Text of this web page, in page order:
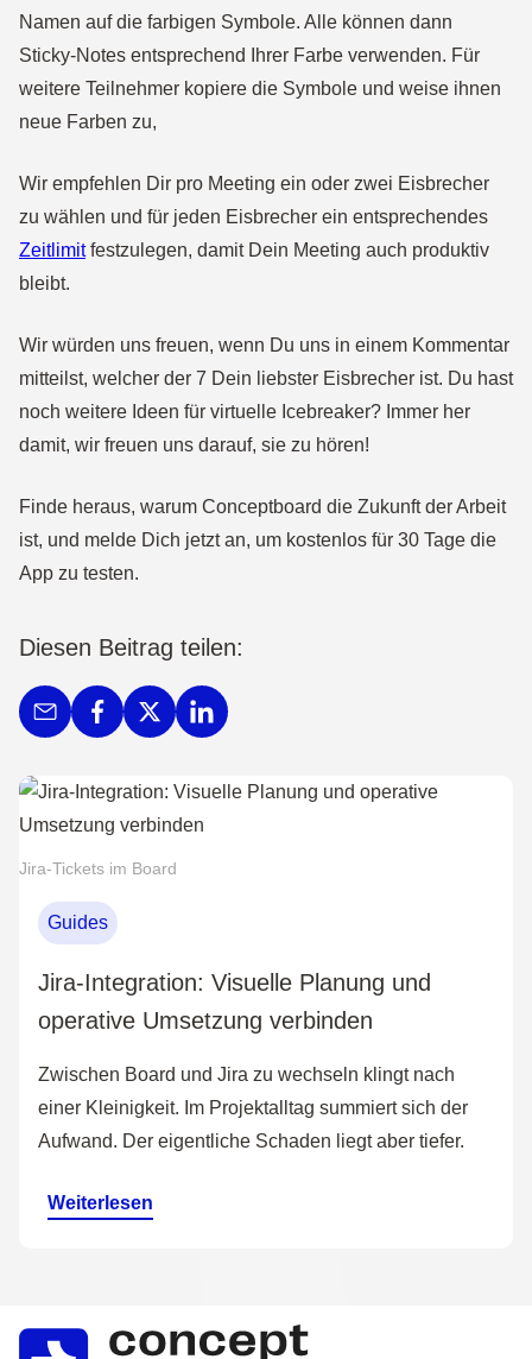
Namen auf die farbigen Symbole. Alle können dann
Sticky-Notes entsprechend Ihrer Farbe verwenden. Für
weitere Teilnehmer kopiere die Symbole und weise ihnen
neue Farben zu,
Wir empfehlen Dir pro Meeting ein oder zwei Eisbrecher
zu wählen und für jeden Eisbrecher ein entsprechendes
Zeitlimitfestzulegen, damit Dein Meeting auch produktiv
bleibt.
Wir würden uns freuen, wenn Du uns in einem Kommentar
mitteilst, welcher der 7 Dein liebster Eisbrecher ist. Du hast
noch weitere Ideen für virtuelle Icebreaker? Immer her
damit, wir freuen uns darauf, sie zu hören!
Finde heraus, warum Conceptboard die Zukunft der Arbeit
ist, und melde Dich jetzt an, um kostenlos für 30 Tage die
App zu testen.
Diesen Beitrag teilen:
Jira-Tickets im Board
Guides
Jira-Integration: Visuelle Planung und
operative Umsetzung verbinden
Zwischen Board und Jira zu wechseln klingt nach
einer Kleinigkeit. Im Projektalltag summiert sich der
Aufwand. Der eigentliche Schaden liegt aber tiefer.
Weiterlesen